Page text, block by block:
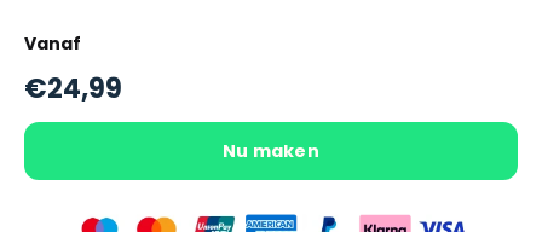
Vanaf
€24,99
Nu maken